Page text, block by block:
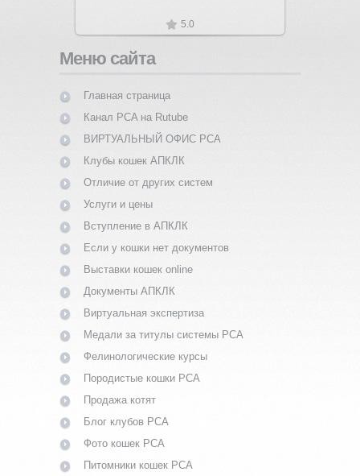
5.0
Меню сайта
Главная страница
Канал PCA на Rutube
ВИРТУАЛЬНЫЙ ОФИС PCA
Клубы кошек АПКЛК
Отличие от других систем
Услуги и цены
Вступление в АПКЛК
Если у кошки нет документов
Выставки кошек online
Документы АПКЛК
Виртуальная экспертиза
Медали за титулы системы PCA
Фелинологические курсы
Породистые кошки PCA
Продажа котят
Блог клубов PCA
Фото кошек PCA
Питомники кошек PCA